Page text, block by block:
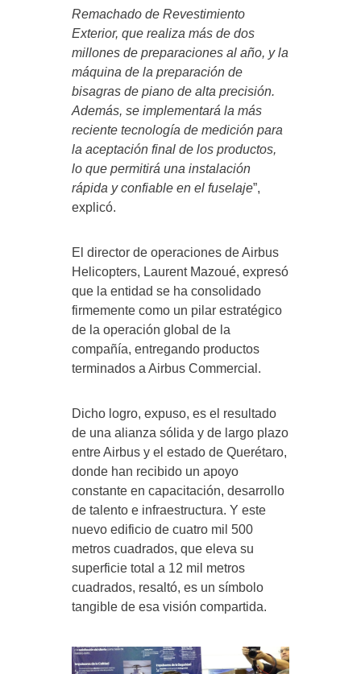
Remachado de Revestimiento
Exterior, que realiza más de dos
millones de preparaciones al año, y la
máquina de la preparación de
bisagras de piano de alta precisión.
Además, se implementará la más
reciente tecnología de medición para
la aceptación final de los productos,
lo que permitirá una instalación
rápida y confiable en el fuselaje”,
explicó.
El director de operaciones de Airbus
Helicopters, Laurent Mazoué, expresó
que la entidad se ha consolidado
firmemente como un pilar estratégico
de la operación global de la
compañía, entregando productos
terminados a Airbus Commercial.
Dicho logro, expuso, es el resultado
de una alianza sólida y de largo plazo
entre Airbus y el estado de Querétaro,
donde han recibido un apoyo
constante en capacitación, desarrollo
de talento e infraestructura. Y este
nuevo edificio de cuatro mil 500
metros cuadrados, que eleva su
superficie total a 12 mil metros
cuadrados, resaltó, es un símbolo
tangible de esa visión compartida.